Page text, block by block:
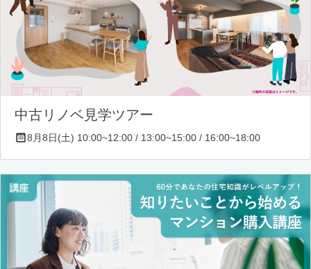
中古リノベ見学ツアー
8月8日(土) 10:00~12:00 / 13:00~15:00 / 16:00~18:00